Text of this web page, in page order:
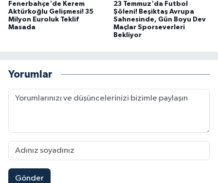
Fenerbahçe'de Kerem
Aktürkoğlu Gelişmesi! 35
Milyon Euroluk Teklif
Masada
23 Temmuz'da Futbol
Şöleni! Beşiktaş Avrupa
Sahnesinde, Gün Boyu Dev
Maçlar Sporseverleri
Bekliyor
Yorumlar
Gönder